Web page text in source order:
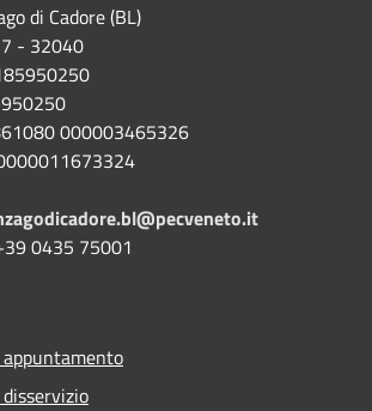
di Cadore (BL)
- 32040
000003465326
0435 75001